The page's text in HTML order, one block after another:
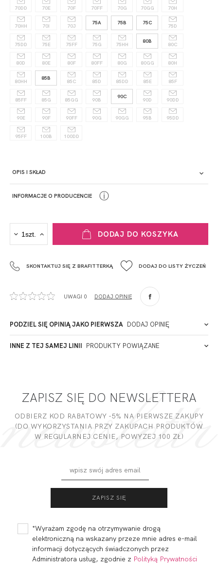
70DD 70E 70F 70FF 70G 70GG 70H
70HH 70I 70J
75A 75B 75C
75D
75DD 75E 75FF 75G 75HH
80B
80C
80D 80E 80F 80FF 80G 80GG 80H
80HH
85B
85C 85D 85DD 85E 85F
85FF 85G 85GG 90B
90C
90D 90DD
90E 90F 90FF 90G 90GG 95B 95DD
95FF 100B 100DD
OPIS I SKŁAD
INFORMACJE O PRODUCENCIE
Fashiontex Group Sp.z o.o. Spółka komandytowa
+48 42 719 43 15
90-057
Polska
ADRES PUNKTU KONTAKTOWEGO
ⓘ
DODAJ DO KOSZYKA
SKONTAKTUJ SIĘ Z BRAFITTERKĄ DODAJ DO LISTY ŻYCZEŃ
UWAGI 0 DODAJ OPINIĘ
PODZIEL SIĘ OPINIĄ JAKO PIERWSZA DODAJ OPINIĘ
Miałeś już kontakt z naszym produktem? Zostaw opinię
INNE Z TEJ SAMEJ LINII PRODUKTY POWIĄZANE
406,00 zł 242,00 zł
ZAPISZ SIĘ DO NEWSLETTERA
ODBIERZ KOD RABATOWY -5% NA PIERWSZE ZAKUPY
(DO WYKORZYSTANIA PRZY ZAKUPACH PRODUKTÓW
W REGULARNEJ CENIE, POWYZEJ 100 ZŁ)
*Wyrażam zgodę na otrzymywanie drogą
elektroniczną na wskazany przeze mnie adres e-mail
informacji dotyczących świadczonych przez
Administratora usług, zgodnie z Polityką Prywatności